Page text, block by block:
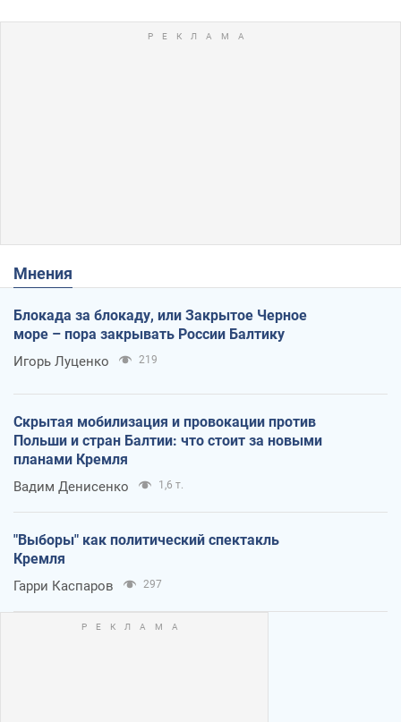
Мнения
Блокада за блокаду, или Закрытое Черное
море – пора закрывать России Балтику
Игорь Луценко 219
Скрытая мобилизация и провокации против
Польши и стран Балтии: что стоит за новыми
планами Кремля
Вадим Денисенко 1,6 т.
"Выборы" как политический спектакль
Кремля
Гарри Каспаров 297